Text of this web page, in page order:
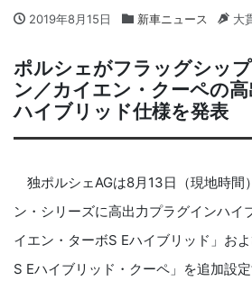
2019年8月15日 新車ニュース 大
ポルシェがフラッグシッ
ン／カイエン・クーペの
ハイブリッド仕様を発表
独ポルシェAGは8月13日（現地時間
ン・シリーズに高出力プラグインハイ
イエン・ターボS Eハイブリッド」お
S Eハイブリッド・クーペ」を追加設定